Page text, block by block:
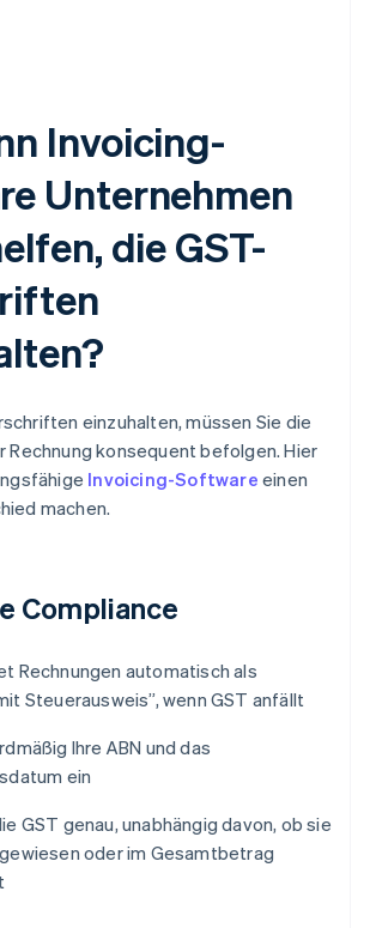
Invoicing-
Unternehmen
die GST-
einzuhalten, müssen Sie die
Rechnung konsequent befolgen. Hier
Invoicing-Software einen
machen.
Compliance
Rechnungen automatisch als
Steuerausweis”, wenn GST anfällt
Ihre ABN und das
ein
GST genau, unabhängig davon, ob sie
oder im Gesamtbetrag